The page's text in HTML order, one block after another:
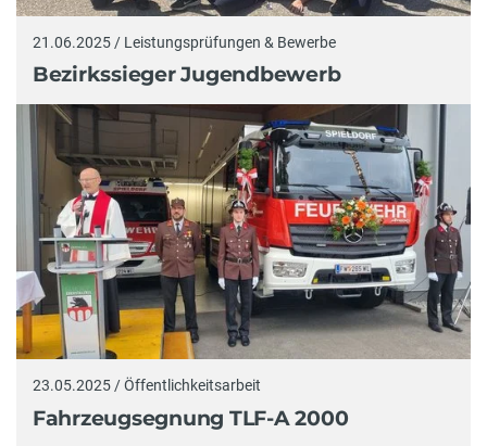
21.06.2025 / Leistungsprüfungen & Bewerbe
Bezirkssieger Jugendbewerb
23.05.2025 / Öffentlichkeitsarbeit
Fahrzeugsegnung TLF-A 2000